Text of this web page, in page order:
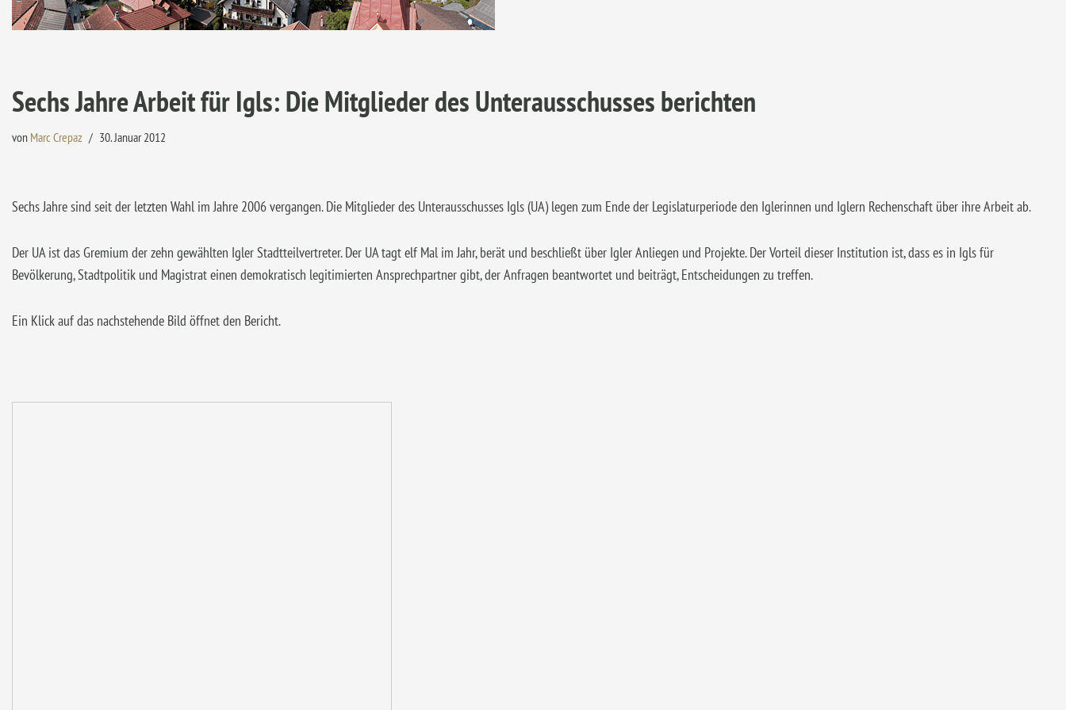
Sechs Jahre Arbeit für Igls: Die Mitglieder des Unterausschusses berichten
von Marc Crepaz 30. Januar 2012
Sechs Jahre sind seit der letzten Wahl im Jahre 2006 vergangen. Die Mitglieder des Unterausschusses Igls (UA) legen zum Ende der Legislaturperiode den Iglerinnen und Iglern Rechenschaft über ihre Arbeit ab.
Der UA ist das Gremium der zehn gewählten Igler Stadtteilvertreter. Der UA tagt elf Mal im Jahr, berät und beschließt über Igler Anliegen und Projekte. Der Vorteil dieser Institution ist, dass es in Igls für
Bevölkerung, Stadtpolitik und Magistrat einen demokratisch legitimierten Ansprechpartner gibt, der Anfragen beantwortet und beiträgt, Entscheidungen zu treffen.
Ein Klick auf das nachstehende Bild öffnet den Bericht.